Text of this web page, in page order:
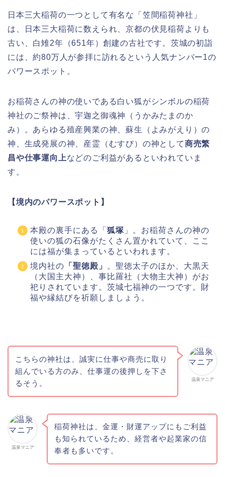
日本三大稲荷の一つとして有名な「笠間稲荷神社」
は、
日本三大稲荷に数えられ、京都の伏見稲荷よりも
古い、白雉2年（651年）創建の古社です。茨城の初詣
には、約80万人が参拝に訪れるという人気ナンバー1の
パワースポット。
お稲荷さんの神の使いである白い狐がシンボルの稲荷
神社のご祭神は、宇迦之御魂神（うかみたまのか
み）。あらゆる殖産興業の神、蘇生（よみがえり）の
神、生成発展の神、産霊（むすび）の神として商売繁
昌や仕事運向上などのご利益があるといわれていま
す。
【境内のパワースポット】
本殿の裏手にある「 狐塚 」。お稲荷さんの神の
使いの狐の石像がたくさん置かれていて、ここ
には福が集まっているといわれます。
境内社の 「聖徳殿」
。聖徳太子のほか、大黒天
（大国主大神）、事比羅社（大物主大神）がお
祀りされています。茨城七福神の一つです。財
福や縁結びを祈願しましょう。
温泉マニア
こちらの神社は、誠実に仕事や商売に取り
組んでいる方のみ、仕事運の後押しを下さ
るそう。
温泉マニア
稲荷神社は、金運・財運アップにもご利益
も知られているため、経営者や起業家の信
奉者も多いです。